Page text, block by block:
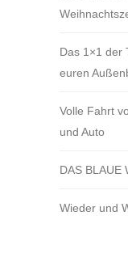
Das 1×1 der
euren
Volle Fahrt
und Auto
DAS BLAUE
Wieder und